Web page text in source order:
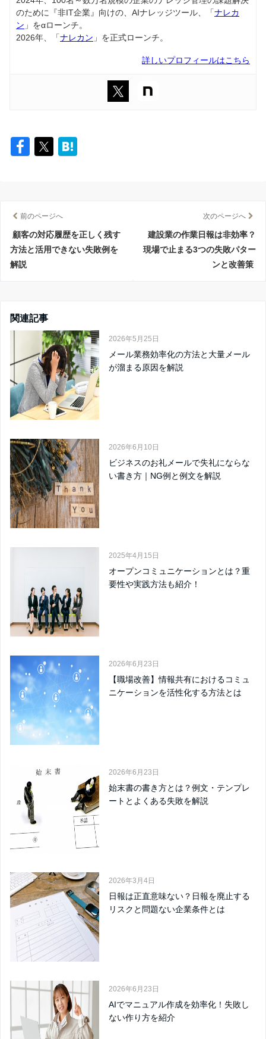
のために『非IT企業』向けの、AIナレッジツール、「ナレカ
ン 」をαローンチ。
2026年、「ナレカン 」を正式ローンチ。
詳しいプロフィールはこちら
前のページへ
顧客の対応履歴を正しく残す
方法と活用できない失敗例を
解説
次のページへ
建設業の作業日報は非効率？
現場で止まる3つの失敗パター
ンと改善策
関連記事
2026年5月25日
メール業務効率化の方法と大量メール
が溜まる原因を解説
2026年6月10日
ビジネスのお礼メールで失礼にならな
い書き方｜NG例と例文を解説
2025年4月15日
オープンコミュニケーションとは？重
要性や実践方法も紹介！
2026年6月23日
【職場改善】情報共有におけるコミュ
ニケーションを活性化する方法とは
2026年6月23日
始末書の書き方とは？例文・テンプレ
ートとよくある失敗を解説
2026年3月4日
日報は正直意味ない？日報を廃止する
リスクと問題ない企業条件とは
2026年6月23日
AIでマニュアル作成を効率化！失敗し
ない作り方を紹介